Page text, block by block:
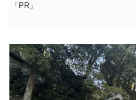
「PR」